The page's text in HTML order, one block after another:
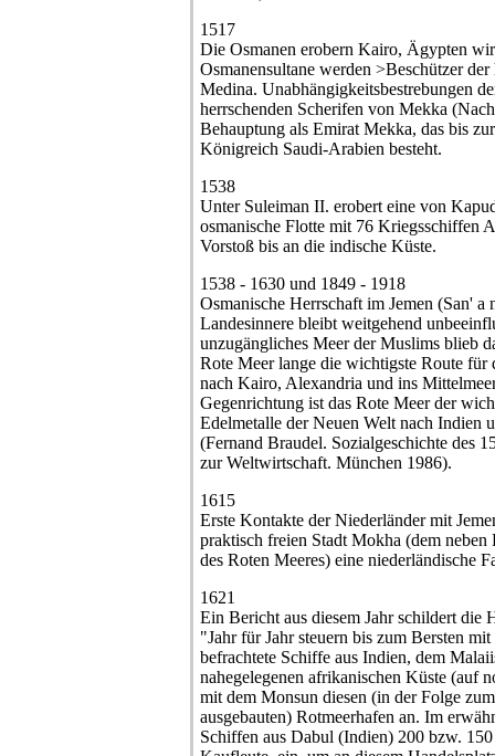
1517
Die Osmanen erobern Kairo, Ägypten
Osmanensultane werden >Beschützer
Medina. Unabhängigkeitsbestrebungen
herrschenden Scherifen von Mekka
Behauptung als Emirat Mekka, das bis
Königreich Saudi-Arabien besteht.
1538
Unter Suleiman II. erobert eine von
osmanische Flotte mit 76 Kriegsschiffen
Vorstoß bis an die indische Küste.
1538 - 1630 und 1849 - 1918
Osmanische Herrschaft im Jemen (San' a
Landesinnere bleibt weitgehend
unzugängliches Meer der Muslims blieb
Rote Meer lange die wichtigste Route für
nach Kairo, Alexandria und ins
Gegenrichtung ist das Rote Meer der
Edelmetalle der Neuen Welt nach Indien
(Fernand Braudel. Sozialgeschichte des
zur Weltwirtschaft. München 1986).
1615
Erste Kontakte der Niederländer mit
praktisch freien Stadt Mokha (dem
des Roten Meeres) eine niederländische
1621
Ein Bericht aus diesem Jahr schildert die
"Jahr für Jahr steuern bis zum Bersten
befrachtete Schiffe aus Indien, dem
nahegelegenen afrikanischen Küste (auf
mit dem Monsun diesen (in der Folge
ausgebauten) Rotmeerhafen an. Im
Schiffen aus Dabul (Indien) 200 bzw.